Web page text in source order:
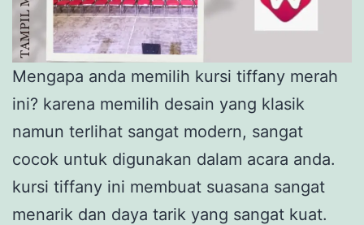
Mengapa anda memilih kursi tiffany merah
ini? karena memilih desain yang klasik
namun terlihat sangat modern, sangat
cocok untuk digunakan dalam acara anda.
kursi tiffany ini membuat suasana sangat
menarik dan daya tarik yang sangat kuat.